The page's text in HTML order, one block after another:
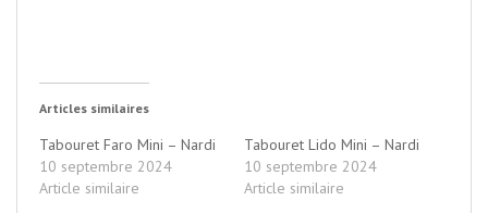
Articles similaires
Tabouret Faro Mini – Nardi
10 septembre 2024
Article similaire
Tabouret Lido Mini – Nardi
10 septembre 2024
Article similaire